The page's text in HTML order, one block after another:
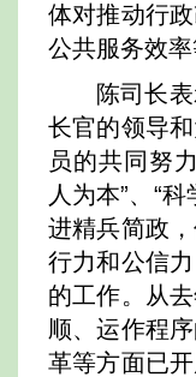
体对推动行
公共服务效率
陈司长
长官的领导
员的共同努
人为本”、“
进精兵简政
行力和公信
的工作。从
顺、运作程
革等方面已